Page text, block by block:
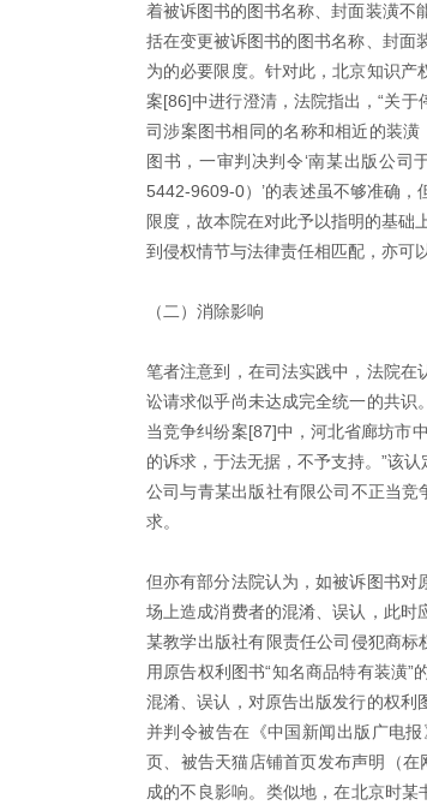
着被诉图书的图书名称、封面装潢不
括在变更被诉图书的图书名称、封面
为的必要限度。针对此，北京知识
案[86]中进行澄清，法院指出，“关
司涉案图书相同的名称和相近的装潢
图书，一审判决判令‘南某出版公
5442-9609-0）’的表述虽不够准确
限度，故本院在对此予以指明的基础
到侵权情节与法律责任相匹配，亦可
（二）消除影响
笔者注意到，在司法实践中，法院在
讼请求似乎尚未达成完全统一的共识
当竞争纠纷案[87]中，河北省廊坊市
的诉求，于法无据，不予支持。”该
公司与青某出版社有限公司不正当
求。
但亦有部分法院认为，如被诉图书对
场上造成消费者的混淆、误认，此时
某教学出版社有限责任公司侵犯商
用原告权利图书“知名商品特有装潢
混淆、误认，对原告出版发行的权利
并判令被告在《中国新闻出版广电
页、被告天猫店铺首页发布声明（
成的不良影响。类似地，在北京时